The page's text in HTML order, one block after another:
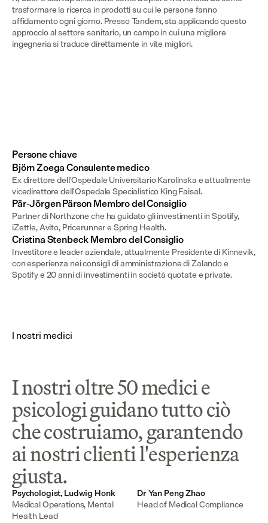
trasformare la ricerca in prodotti su cui le persone fanno
affidamento ogni giorno. Presso Tandem, sta applicando questo
approccio al settore sanitario, un campo in cui una migliore
ingegneria si traduce direttamente in vite migliori.
Persone chiave
Björn Zoega Consulente medico
Ex direttore dell'Ospedale Universitario Karolinska e attualmente
vicedirettore dell'Ospedale Specialistico King Faisal.
Pär-Jörgen Pärson Membro del Consiglio
Partner di Northzone che ha guidato gli investimenti in Spotify,
iZettle, Avito, Pricerunner e Spring Health.
Cristina Stenbeck Membro del Consiglio
Investitore e leader aziendale, attualmente Presidente di Kinnevik,
con esperienza nei consigli di amministrazione di Zalando e
Spotify e 20 anni di investimenti in società quotate e private.
I nostri medici
I nostri oltre 50 medici e
psicologi guidano tutto ciò
che costruiamo, garantendo
ai nostri clienti l'esperienza
giusta.
Psychologist, Ludwig Honk
Medical Operations, Mental
Health Lead
Dr Yan Peng Zhao
Head of Medical Compliance